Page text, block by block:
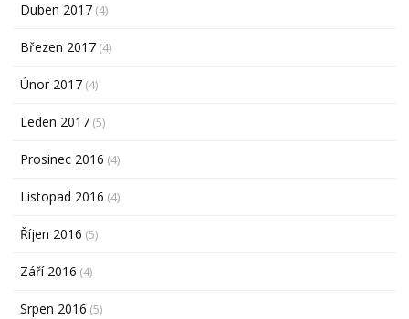
Duben 2017 (4)
Březen 2017 (4)
Únor 2017 (4)
Leden 2017 (5)
Prosinec 2016 (4)
Listopad 2016 (4)
Říjen 2016 (5)
Září 2016 (4)
Srpen 2016 (5)